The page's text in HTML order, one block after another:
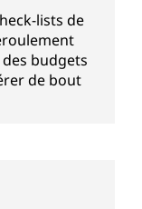
lists de
budgets
de bout